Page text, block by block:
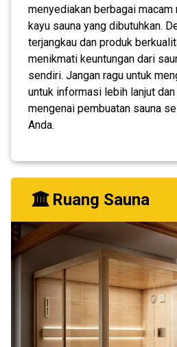
menyediakan berbagai macam
kayu sauna yang dibutuhkan.
terjangkau dan produk
menikmati keuntungan dari
sendiri. Jangan ragu untuk
untuk informasi lebih lanjut
mengenai pembuatan sauna
Anda.
Ruang Sauna